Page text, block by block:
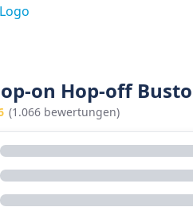
on Hop-off
(1.066 bewertungen)